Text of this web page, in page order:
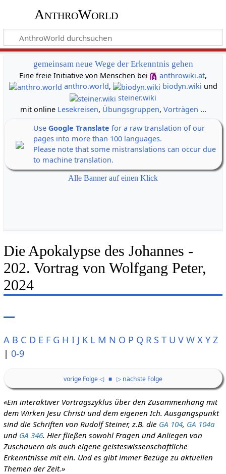
AnthroWorld
gemeinsam neue Wege der Erkenntnis gehen
Eine freie Initiative von Menschen bei
anthrowiki.at,
anthro.world, biodyn.wiki und
steiner.wiki
mit online Lesekreisen, Übungsgruppen, Vorträgen ...
Use Google Translate for a raw translation of our
pages into more than 100 languages.
Please note that some mistranslations can occur due
to machine translation.
Alle Banner auf einen Klick
Die Apokalypse des Johannes -
202. Vortrag von Wolfgang Peter,
2024
A B C D E F G H I J K L M N O P Q R S T U V W X Y Z
| 0-9
vorige Folge ◁ ■ ▷ nächste Folge
«Ein interaktiver Vortragszyklus über den Zusammenhang mit
dem Wirken Jesu Christi und dem eigenen Ich. Ausgangspunkt
sind die Schriften von Rudolf Steiner, z.B. die GA 104, GA 104a
und GA 346. Hier fließen sowohl Fragen und Anliegen von
Zuschauern als auch eigene geisteswissenschaftliche
Erkenntnisse mit ein. Und es gibt immer Bezüge zu aktuellen
Themen der Zeit.»